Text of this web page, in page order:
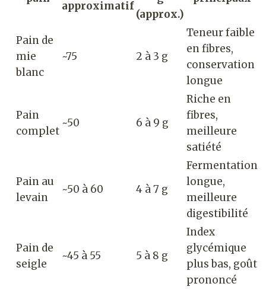
approximatif
(approx.)
Pain de
mie
blanc
~75 2 à 3 g
Teneur faible
en fibres,
conservation
longue
Pain
complet
~50 6 à 9 g
Riche en
fibres,
meilleure
satiété
Pain au
levain
~50 à 60 4 à 7 g
Fermentation
longue,
meilleure
digestibilité
Pain de
seigle
~45 à 55 5 à 8 g
Index
glycémique
plus bas, goût
prononcé